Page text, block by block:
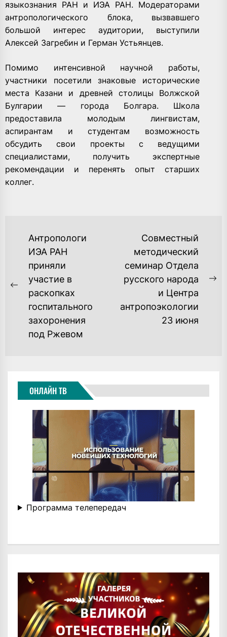
языкознания РАН и ИЭА РАН. Модераторами
антропологического блока, вызвавшего
большой интерес аудитории, выступили
Алексей Загребин и Герман Устьянцев.
Помимо интенсивной научной работы,
участники посетили знаковые исторические
места Казани и древней столицы Волжской
Булгарии — города Болгара. Школа
предоставила молодым лингвистам,
аспирантам и студентам возможность
обсудить свои проекты с ведущими
специалистами, получить экспертные
рекомендации и перенять опыт старших
коллег.
НАВИГАЦИЯ
ЗАПИСЯМ
Previous
post:
Антропологи
ИЭА РАН
приняли
участие в
раскопках
госпитального
захоронения
под Ржевом
Совместный
методический
семинар Отдела
русского народа
и Центра
антропоэкологии
23 июня
ОНЛАЙН ТВ
Программа телепередач